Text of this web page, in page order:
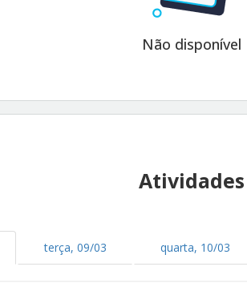
Não disponível
Atividades
terça, 09/03 quarta, 10/03